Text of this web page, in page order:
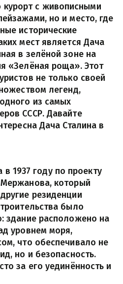
курорт с живописными
но и место, где
исторические
мест является Дача
в зелёной зоне на
«Зелёная роща». Этот
не только своей
легенд,
из самых
СССР. Давайте
Дача Сталина в
1937 году по проекту
который
резиденции
было
здание расположено на
уровнем моря,
что обеспечивало не
но и безопасность.
за его уединённость и